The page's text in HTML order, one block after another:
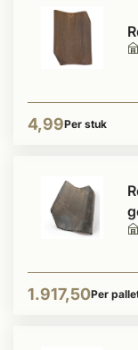
4,99Per stuk
1.917,50Per